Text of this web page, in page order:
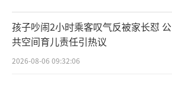
孩子吵闹2小时乘客叹气反被家长怼 公
共空间育儿责任引热议
2026-08-06 09:32:06